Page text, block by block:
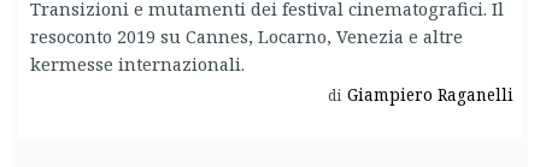
Transizioni e mutamenti dei festival cinematografici. Il
resoconto 2019 su Cannes, Locarno, Venezia e altre
kermesse internazionali.
di Giampiero Raganelli